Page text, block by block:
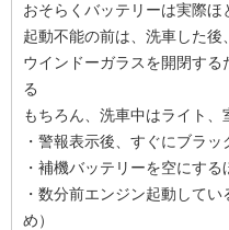
おそらくバッテリーは実際ほ
起動不能の前は、洗車した
ウインドーガラスを開閉す
る
もちろん、洗車中はライト
・警報表示後、すぐにブラ
・補機バッテリーを空にす
・数分前エンジン起動して
め）